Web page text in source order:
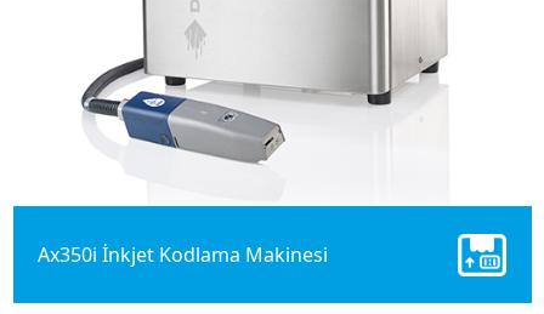
Ax350i İnkjet Kodlama Makinesi